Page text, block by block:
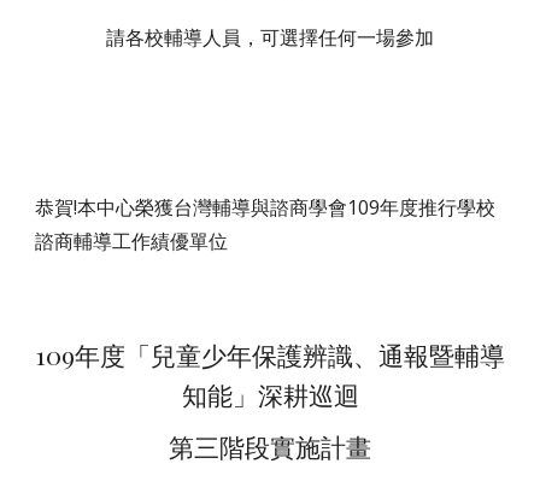
請各校輔導人員，可選擇任何一場參加
恭賀!本中心榮獲台灣輔導與諮商學會109年度推行學校
諮商輔導工作績優單位
109年度「兒童少年保護辨識、通報暨輔導
知能」深耕巡迴
第三階段實施計畫